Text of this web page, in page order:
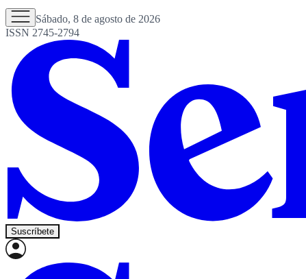
Sábado, 8 de agosto de 2026
ISSN 2745-2794
Suscríbete